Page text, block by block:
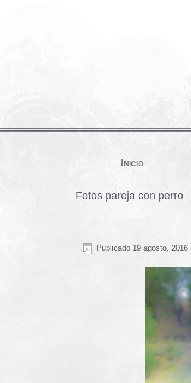
Inicio
Fotos pareja con perro
Publicado 19 agosto, 2016